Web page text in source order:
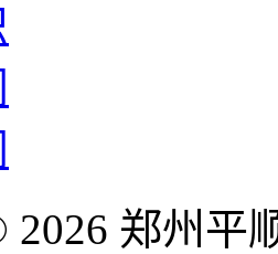
2026 郑州平